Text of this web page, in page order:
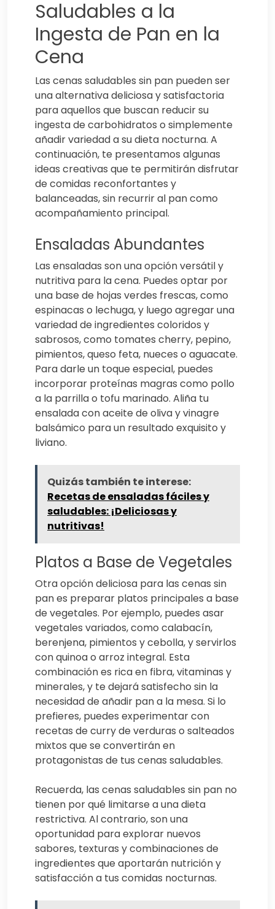
Saludables a la
Ingesta de Pan en la
Cena
Las cenas saludables sin pan pueden ser
una alternativa deliciosa y satisfactoria
para aquellos que buscan reducir su
ingesta de carbohidratos o simplemente
añadir variedad a su dieta nocturna. A
continuación, te presentamos algunas
ideas creativas que te permitirán disfrutar
de comidas reconfortantes y
balanceadas, sin recurrir al pan como
acompañamiento principal.
Ensaladas Abundantes
Las ensaladas son una opción versátil y
nutritiva para la cena. Puedes optar por
una base de hojas verdes frescas, como
espinacas o lechuga, y luego agregar una
variedad de ingredientes coloridos y
sabrosos, como tomates cherry, pepino,
pimientos, queso feta, nueces o aguacate.
Para darle un toque especial, puedes
incorporar proteínas magras como pollo
a la parrilla o tofu marinado. Aliña tu
ensalada con aceite de oliva y vinagre
balsámico para un resultado exquisito y
liviano.
Quizás también te interese:
Recetas de ensaladas fáciles y
saludables: ¡Deliciosas y
nutritivas!
Platos a Base de Vegetales
Otra opción deliciosa para las cenas sin
pan es preparar platos principales a base
de vegetales. Por ejemplo, puedes asar
vegetales variados, como calabacín,
berenjena, pimientos y cebolla, y servirlos
con quinoa o arroz integral. Esta
combinación es rica en fibra, vitaminas y
minerales, y te dejará satisfecho sin la
necesidad de añadir pan a la mesa. Si lo
prefieres, puedes experimentar con
recetas de curry de verduras o salteados
mixtos que se convertirán en
protagonistas de tus cenas saludables.
Recuerda, las cenas saludables sin pan no
tienen por qué limitarse a una dieta
restrictiva. Al contrario, son una
oportunidad para explorar nuevos
sabores, texturas y combinaciones de
ingredientes que aportarán nutrición y
satisfacción a tus comidas nocturnas.